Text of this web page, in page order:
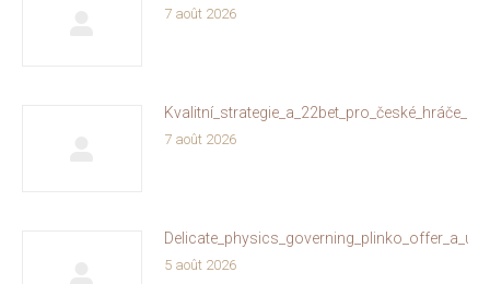
7 août 2026
7 août 2026
5 août 2026